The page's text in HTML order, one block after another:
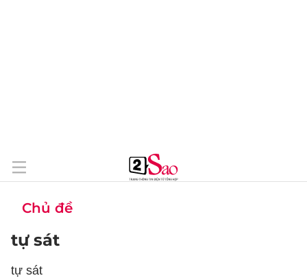
Chủ đề
tự sát
tự sát